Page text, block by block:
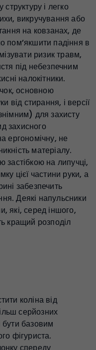
і легко
викручування або
на ковзанах, де
пом’якшити падіння в
ризик травм,
під небезпечним
налокітники.
основною
від стирання, і версії
для захисту
захисного
ергономічну, не
матеріалу.
застібкою на липучці,
цієї частини руки, а
забезпечить
Деякі напульсники
які, серед іншого,
кращий розподіл
коліна від
серйозних
базовим
фігуриста.
спереду